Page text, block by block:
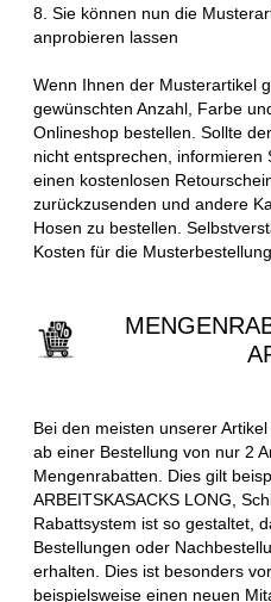
8. Sie können nun die
anprobieren lassen
Wenn Ihnen der Musterartikel
gewünschten Anzahl, Farbe
Onlineshop bestellen. Sollte
nicht entsprechen, informieren
einen kostenlosen
zurückzusenden und andere
Hosen zu bestellen.
Kosten für die Musterbestellung.
Bei den meisten unserer
ab einer Bestellung von nur 2
Mengenrabatten. Dies gilt
ARBEITSKASACKS LONG,
Rabattsystem ist so gestaltet,
Bestellungen oder
erhalten. Dies ist besonders
beispielsweise einen neuen